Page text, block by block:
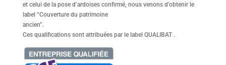
et celui de la pose d’ardoises confirmé, nous venons d’obtenir le
label “Couverture du patrimoine
ancien”.
Ces qualifications sont attribuées par le label QUALIBAT .